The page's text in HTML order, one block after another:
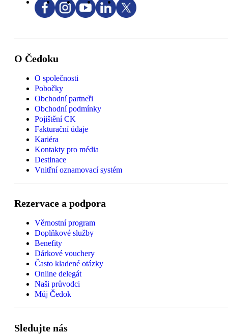
O Čedoku
O společnosti
Pobočky
Obchodní partneři
Obchodní podmínky
Pojištění CK
Fakturační údaje
Kariéra
Kontakty pro média
Destinace
Vnitřní oznamovací systém
Rezervace a podpora
Věrnostní program
Doplňkové služby
Benefity
Dárkové vouchery
Často kladené otázky
Online delegát
Naši průvodci
Můj Čedok
Sledujte nás